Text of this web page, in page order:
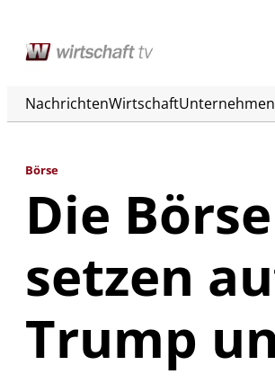
NachrichtenWirtschaftUnternehmen
Börse
Die
setzen
Trump